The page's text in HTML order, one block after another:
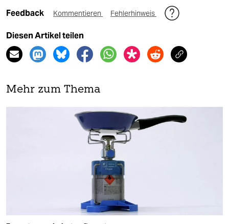
Feedback Kommentieren Fehlerhinweis
Diesen Artikel teilen
Mehr zum Thema